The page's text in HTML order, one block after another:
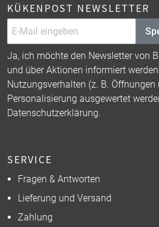
KÜKENPOST NEWSLETTER
Ja, ich möchte den Newsletter von
und über Aktionen informiert
Nutzungsverhalten (z. B.
Personalisierung ausgewertet
Datenschutzerklärung.
SERVICE
Fragen & Antworten
Lieferung und Versand
Zahlung